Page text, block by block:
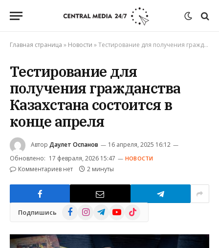
Главная страница » Новости »Тестирование для получения гражданства Казахстана состоится в конце апреля
Тестирование для
получения гражданства
Казахстана состоится в
конце апреля
Автор Даулет Оспанов
16 апреля, 2025 16:12
Обновлено: 17 февраля, 2026 15:47 НОВОСТИ
Комментариев нет 2 минуты
Подпишись FacebookInstagramTelegramYouTube
TikTok